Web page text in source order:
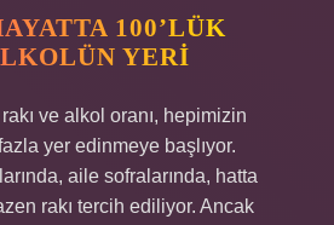
100’LÜK
YERI
ve alkol oranı, hepimizin
yer edinmeye başlıyor.
aile sofralarında, hatta
rakı tercih ediliyor. Ancak